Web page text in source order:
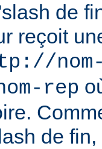
de
reçoit
rep
de fin,